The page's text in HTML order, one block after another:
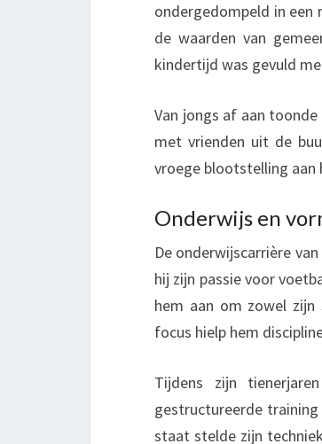
ondergedompeld in een
de waarden van
kindertijd was gevuld
Van jongs af aan
met vrienden uit de
vroege blootstelling aan
Onderwijs en
De onderwijscarrière
hij zijn passie voor
hem aan om zowel zijn
focus hielp hem
Tijdens zijn
gestructureerde
staat stelde zijn